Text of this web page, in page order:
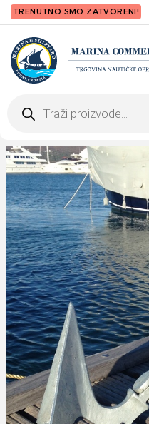
TRENUTNO SMO ZATVORENI!
search